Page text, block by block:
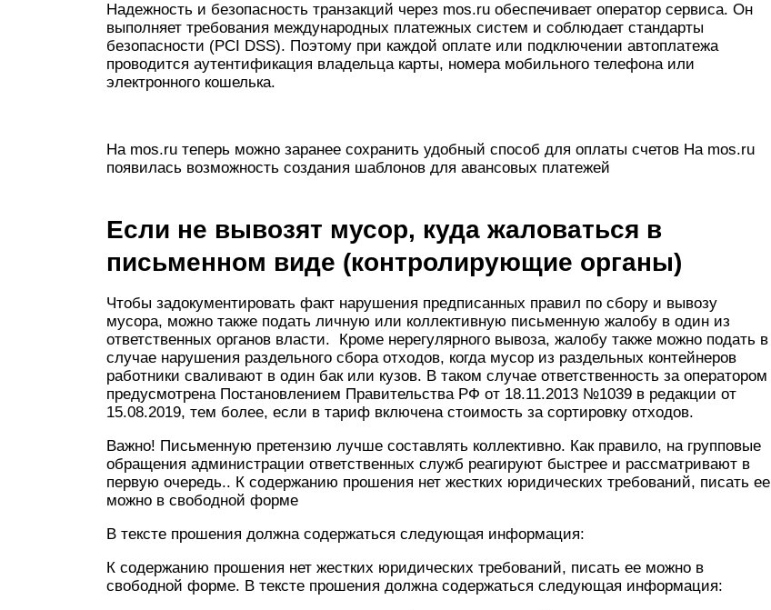
Надежность и безопасность транзакций через mos.ru обеспечивает оператор сервиса. Он
выполняет требования международных платежных систем и соблюдает стандарты
безопасности (PCI DSS). Поэтому при каждой оплате или подключении автоплатежа
проводится аутентификация владельца карты, номера мобильного телефона или
электронного кошелька.
На mos.ru теперь можно заранее сохранить удобный способ для оплаты счетов На mos.ru
появилась возможность создания шаблонов для авансовых платежей
Если не вывозят мусор, куда жаловаться в
письменном виде (контролирующие органы)
Чтобы задокументировать факт нарушения предписанных правил по сбору и вывозу
мусора, можно также подать личную или коллективную письменную жалобу в один из
ответственных органов власти. Кроме нерегулярного вывоза, жалобу также можно подать в
случае нарушения раздельного сбора отходов, когда мусор из раздельных контейнеров
работники сваливают в один бак или кузов. В таком случае ответственность за оператором
предусмотрена Постановлением Правительства РФ от 18.11.2013 №1039 в редакции от
15.08.2019, тем более, если в тариф включена стоимость за сортировку отходов.
Важно! Письменную претензию лучше составлять коллективно. Как правило, на групповые
обращения администрации ответственных служб реагируют быстрее и рассматривают в
первую очередь.. К содержанию прошения нет жестких юридических требований, писать ее
можно в свободной форме
В тексте прошения должна содержаться следующая информация:
К содержанию прошения нет жестких юридических требований, писать ее можно в
свободной форме. В тексте прошения должна содержаться следующая информация: